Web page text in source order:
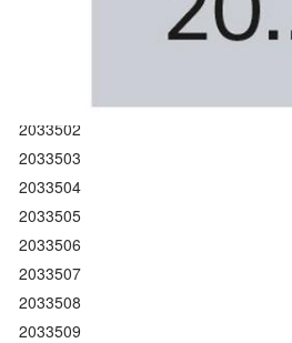
2033502
2033503
2033504
2033505
2033506
2033507
2033508
2033509